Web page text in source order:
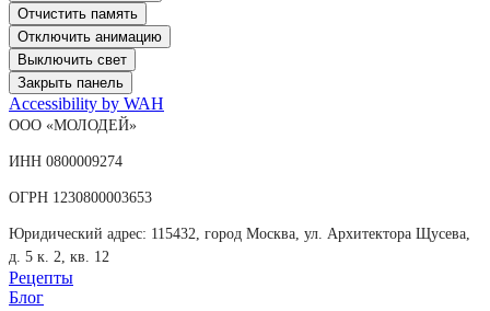
Отчистить память
Отключить анимацию
Выключить свет
Закрыть панель
Accessibility by WAH
ООО «МОЛОДЕЙ»
ИНН 0800009274
ОГРН 1230800003653
Юридический адрес: 115432, город Москва, ул. Архитектора Щусева,
д. 5 к. 2, кв. 12
Рецепты
Блог